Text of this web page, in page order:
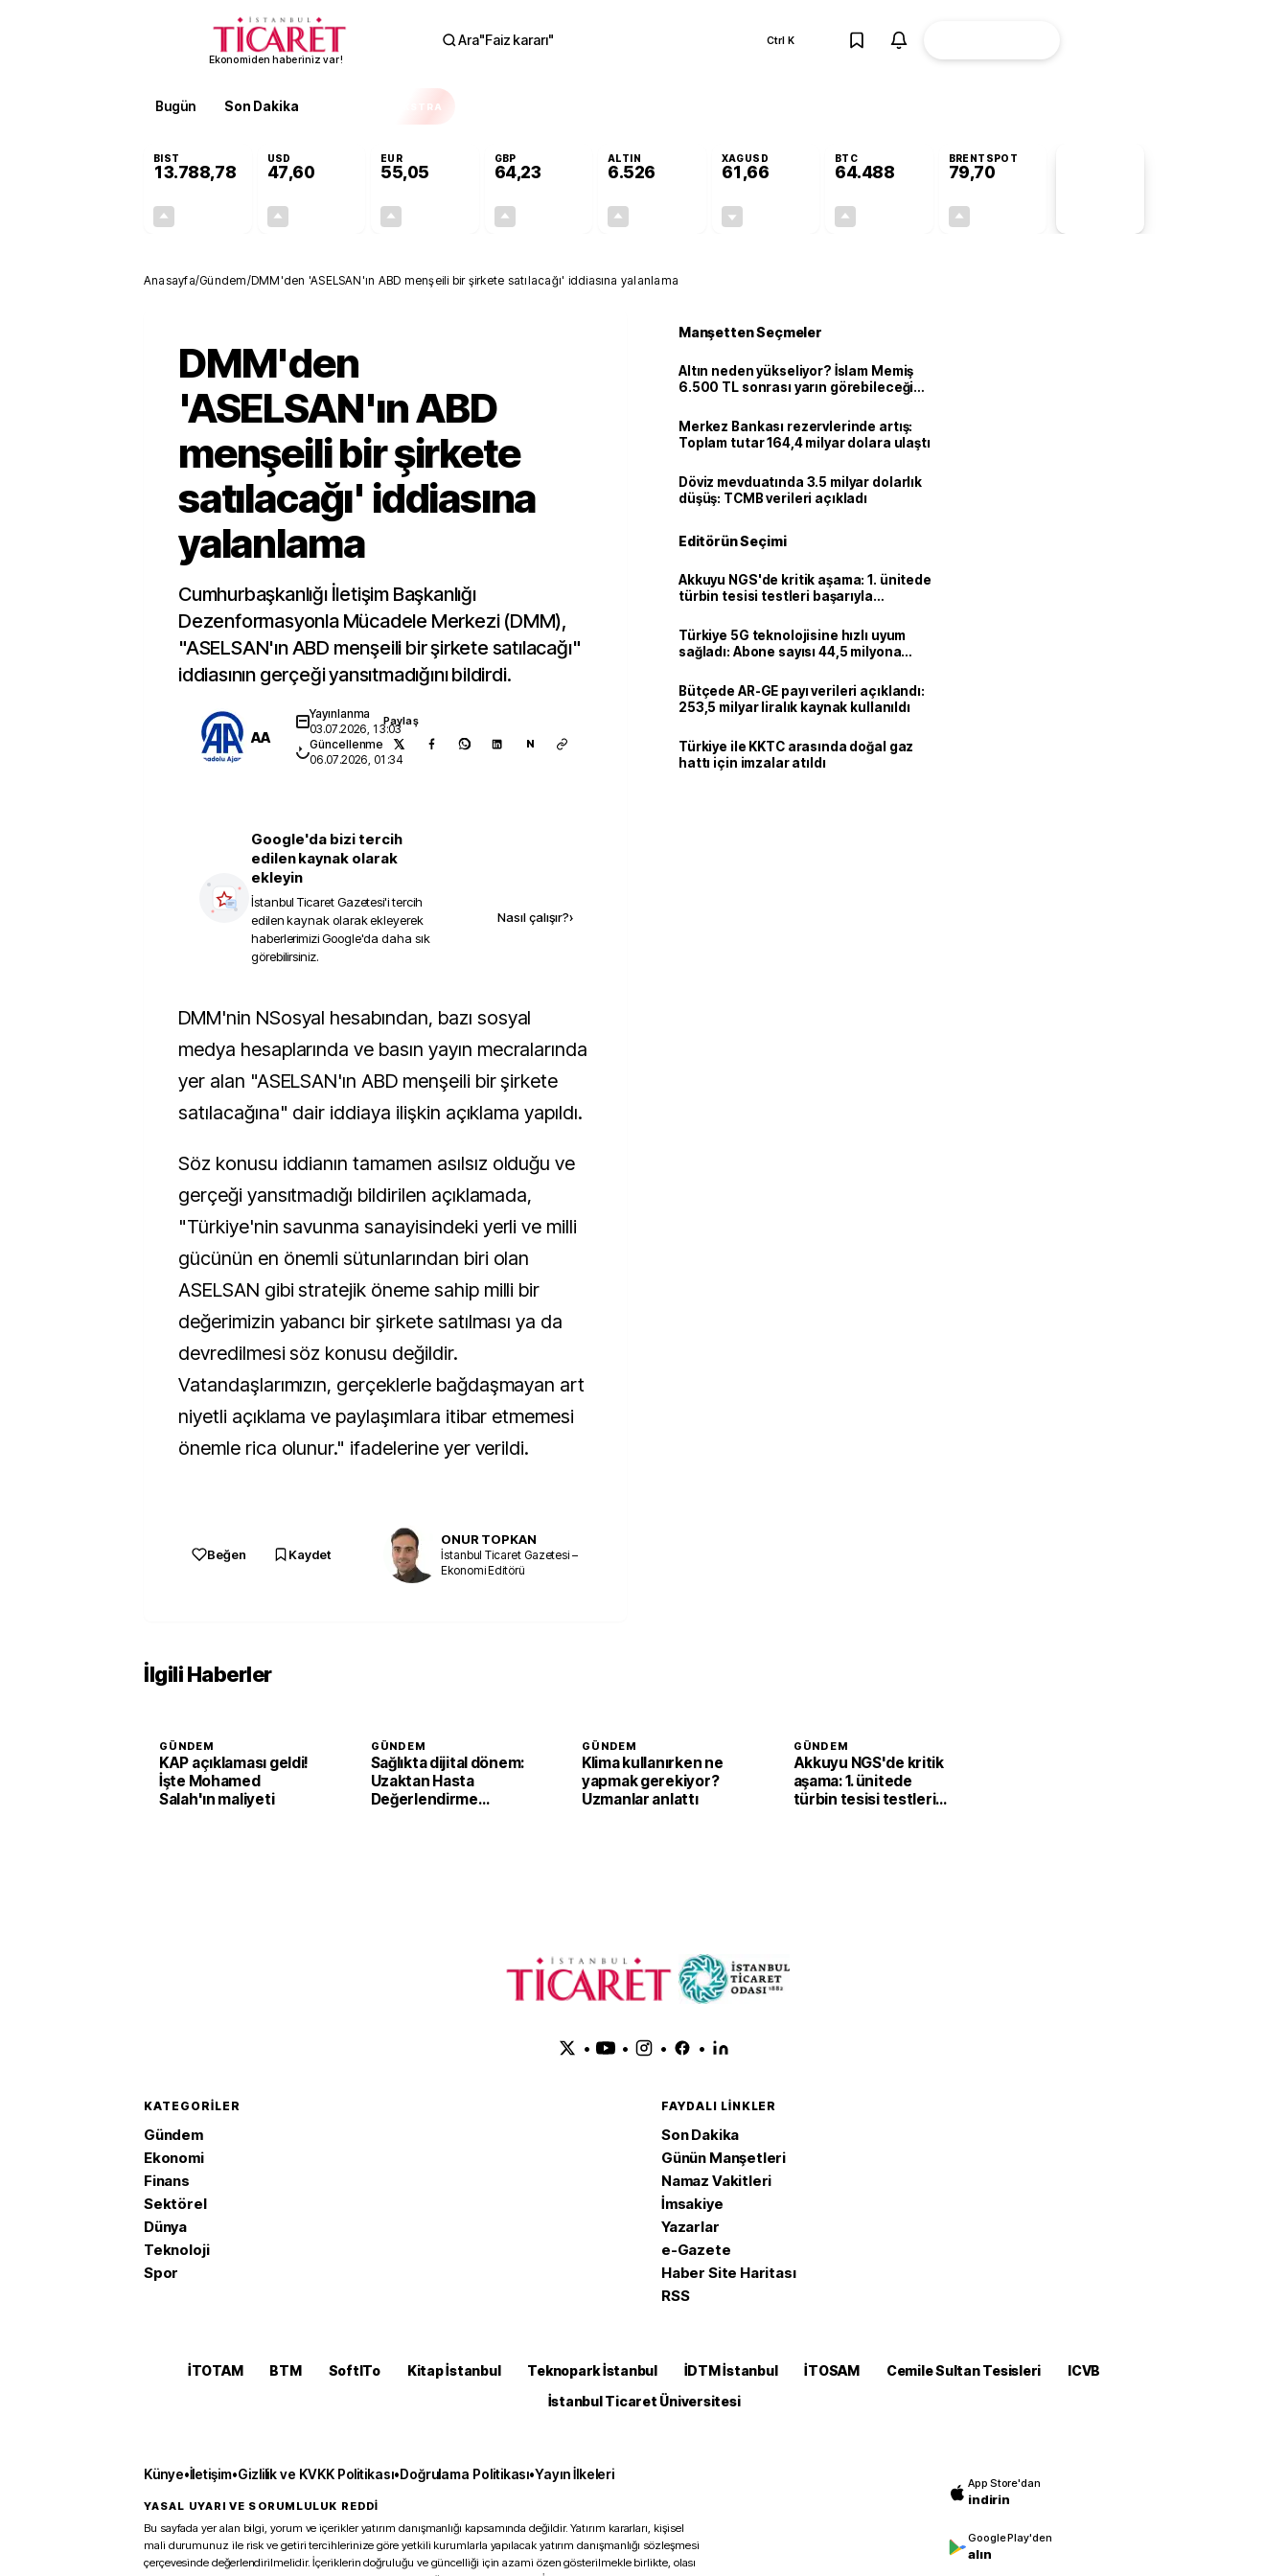
Ekonomiden haberiniz var!
Ara"Faiz kararı" Ctrl K
Bugün Son Dakika EKSTRA
BIST
13.788,78
USD
47,60
EUR
55,05
GBP
64,23
ALTIN
6.526
XAGUSD
61,66
BTC
64.488
BRENTSPOT
79,70
Anasayfa/Gündem/DMM'den 'ASELSAN'ın ABD menşeili bir şirkete satılacağı' iddiasına yalanlama
DMM'den
'ASELSAN'ın ABD
menşeili bir şirkete
satılacağı' iddiasına
yalanlama
Cumhurbaşkanlığı İletişim Başkanlığı
Dezenformasyonla Mücadele Merkezi (DMM),
"ASELSAN'ın ABD menşeili bir şirkete satılacağı"
iddiasının gerçeği yansıtmadığını bildirdi.
AA
Yayınlanma
03.07.2026, 13:03
Güncellenme
06.07.2026, 01:34
Paylaş
N
Google'da bizi tercih
edilen kaynak olarak
ekleyin
İstanbul Ticaret Gazetesi'i tercih
edilen kaynak olarak ekleyerek
haberlerimizi Google'da daha sık
görebilirsiniz.
Nasıl çalışır?›
DMM'nin NSosyal hesabından, bazı sosyal
medya hesaplarında ve basın yayın mecralarında
yer alan "ASELSAN'ın ABD menşeili bir şirkete
satılacağına" dair iddiaya ilişkin açıklama yapıldı.
Söz konusu iddianın tamamen asılsız olduğu ve
gerçeği yansıtmadığı bildirilen açıklamada,
"Türkiye'nin savunma sanayisindeki yerli ve milli
gücünün en önemli sütunlarından biri olan
ASELSAN gibi stratejik öneme sahip milli bir
değerimizin yabancı bir şirkete satılması ya da
devredilmesi söz konusu değildir.
Vatandaşlarımızın, gerçeklerle bağdaşmayan art
niyetli açıklama ve paylaşımlara itibar etmemesi
önemle rica olunur." ifadelerine yer verildi.
Beğen Kaydet
ONUR TOPKAN
İstanbul Ticaret Gazetesi –
Ekonomi Editörü
Manşetten Seçmeler
Altın neden yükseliyor? İslam Memiş
6.500 TL sonrası yarın görebileceği
Merkez Bankası rezervlerinde artış:
Toplam tutar 164,4 milyar dolara ulaştı
Döviz mevduatında 3.5 milyar dolarlık
düşüş: TCMB verileri açıkladı
Editörün Seçimi
Akkuyu NGS'de kritik aşama: 1. ünitede
türbin tesisi testleri başarıyla
Türkiye 5G teknolojisine hızlı uyum
sağladı: Abone sayısı 44,5 milyona
Bütçede AR-GE payı verileri açıklandı:
253,5 milyar liralık kaynak kullanıldı
Türkiye ile KKTC arasında doğal gaz
hattı için imzalar atıldı
İlgili Haberler
GÜNDEM
KAP açıklaması geldi!
İşte Mohamed
Salah'ın maliyeti
GÜNDEM
Sağlıkta dijital dönem:
Uzaktan Hasta
Değerlendirme
GÜNDEM
Klima kullanırken ne
yapmak gerekiyor?
Uzmanlar anlattı
GÜNDEM
Akkuyu NGS'de kritik
aşama: 1. ünitede
türbin tesisi testleri
• • • •
KATEGORILER
Gündem
Ekonomi
Finans
Sektörel
Dünya
Teknoloji
Spor
FAYDALI LINKLER
Son Dakika
Günün Manşetleri
Namaz Vakitleri
İmsakiye
Yazarlar
e-Gazete
Haber Site Haritası
RSS
İTOTAM BTM SoftITo Kitap İstanbul Teknopark İstanbul İDTM İstanbul İTOSAM Cemile Sultan Tesisleri
ICVB
İstanbul Ticaret Üniversitesi
Künye•İletişim•Gizlilik ve KVKK Politikası•Doğrulama Politikası•Yayın İlkeleri
YASAL UYARI VE SORUMLULUK REDDİ
Bu sayfada yer alan bilgi, yorum ve içerikler yatırım danışmanlığı kapsamında değildir. Yatırım kararları, kişisel
mali durumunuz ile risk ve getiri tercihlerinize göre yetkili kurumlarla yapılacak yatırım danışmanlığı sözleşmesi
çerçevesinde değerlendirilmelidir. İçeriklerin doğruluğu ve güncelliği için azami özen gösterilmekle birlikte, olası
App Store'dan
indirin
Google Play'den
alın